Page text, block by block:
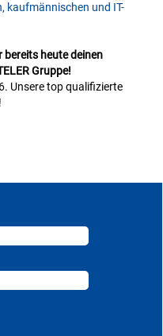
kaufmännischen und IT-
bereits heute deinen
Gruppe!
Unsere top qualifizierte
!